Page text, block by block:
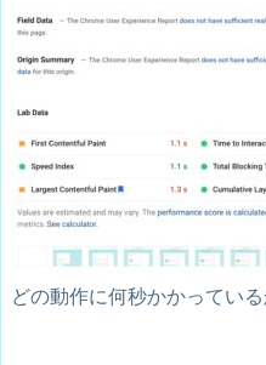
どの動作に何秒かかってい